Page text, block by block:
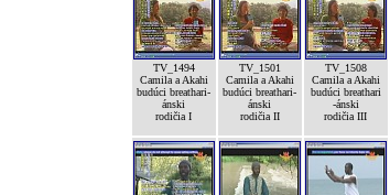
TV_1494
Camila a Akahi
budúci breathari-
ánski
rodičia I
TV_1501
Camila a Akahi
budúci breathari-
ánski
rodičia II
TV_1508
Camila a Akahi
budúci breathari
-ánski
rodičia III